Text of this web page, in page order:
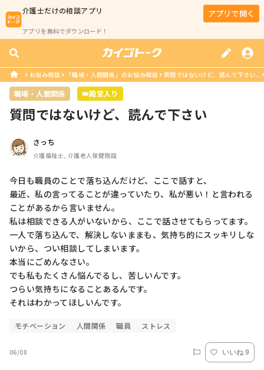
介護士だけの相談アプリ
アプリを無料でダウンロード！
アプリで開く
お悩み相談 「職場・人間関係」のお悩み相談 質問ではないけど、読んで下さい
職場・人間関係 👑殿堂入り
質問ではないけど、読んで下さい
さっち
介護福祉士, 介護老人保健施設
今日も職員のことで落ち込んだけど、ここで話すと、
最近、私の言ってることが違っていたり、私が悪い！と言われる
ことがあるから言いません。
私は相談できる人がいないから、ここで話させてもらってます。
一人で落ち込んで、解決しないままも、気持ち的にスッキリしな
いから、つい相談してしまいます。
本当にごめんなさい。
でも私もたくさん悩んでるし、苦しいんです。
つらい気持ちになることあるんです。
モチベーション 人間関係 職員 ストレス
06/08 いいね 9